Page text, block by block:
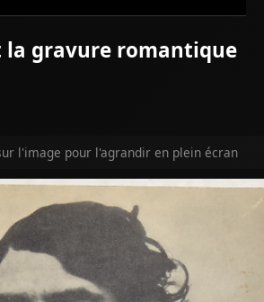
la gravure romantique
l'image pour l'agrandir en plein écran